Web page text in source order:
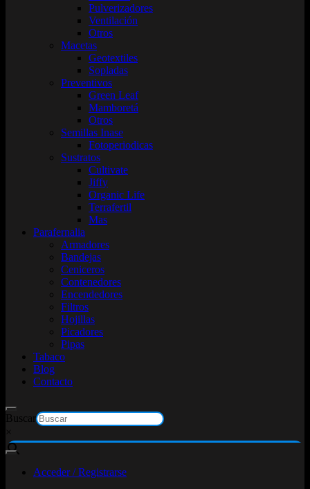
Pulverizadores
Ventilación
Otros
Macetas
Geotextiles
Sopladas
Preventivos
Green Leaf
Mamboretá
Otros
Semillas Inase
Fotoperiodicas
Sustratos
Cultivate
Jiffy
Organic Life
Terrafertil
Mas
Parafernalia
Armadores
Bandejas
Ceniceros
Contenedores
Encendedores
Filtros
Hojillas
Picadores
Pipas
Tabaco
Blog
Contacto
Buscar
×
Acceder / Registrarse